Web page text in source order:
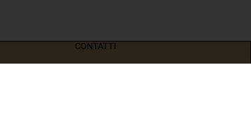
CONTATTI